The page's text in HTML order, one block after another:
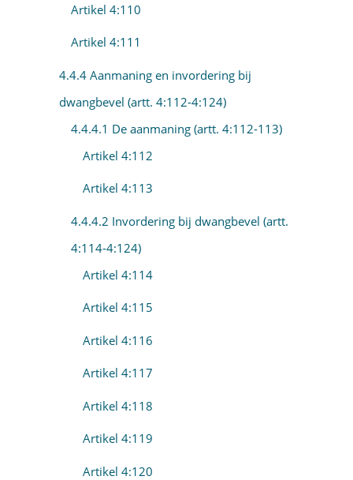
Artikel 4:110
Artikel 4:111
4.4.4 Aanmaning en invordering bij
dwangbevel (artt. 4:112-4:124)
4.4.4.1 De aanmaning (artt. 4:112-113)
Artikel 4:112
Artikel 4:113
4.4.4.2 Invordering bij dwangbevel (artt.
4:114-4:124)
Artikel 4:114
Artikel 4:115
Artikel 4:116
Artikel 4:117
Artikel 4:118
Artikel 4:119
Artikel 4:120